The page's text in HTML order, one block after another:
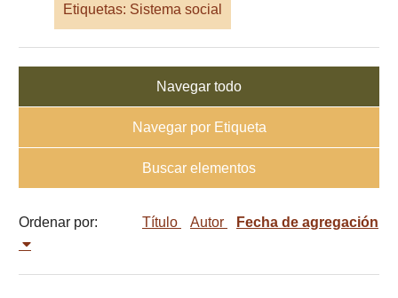
Etiquetas: Sistema social
Navegar todo
Navegar por Etiqueta
Buscar elementos
Ordenar por: Título Autor Fecha de agregación